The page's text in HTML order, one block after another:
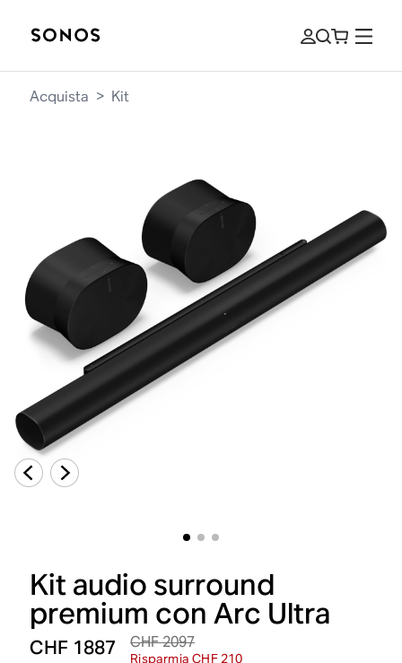
Acquista > Kit
Kit audio surround
premium con Arc Ultra
CHF 1887 CHF 2097
Risparmia CHF 210